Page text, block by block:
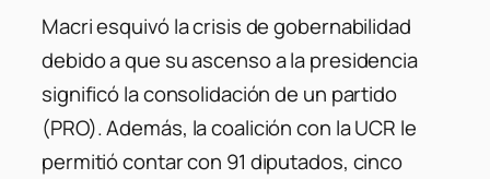
Macri esquivó la crisis de gobernabilidad
debido a que su ascenso a la presidencia
significó la consolidación de un partido
(PRO). Además, la coalición con la UCR le
permitió contar con 91 diputados, cinco